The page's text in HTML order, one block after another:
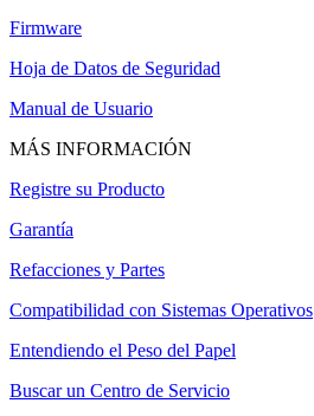
Firmware
Hoja de Datos de Seguridad
Manual de Usuario
MÁS INFORMACIÓN
Registre su Producto
Garantía
Refacciones y Partes
Compatibilidad con Sistemas Operativos
Entendiendo el Peso del Papel
Buscar un Centro de Servicio